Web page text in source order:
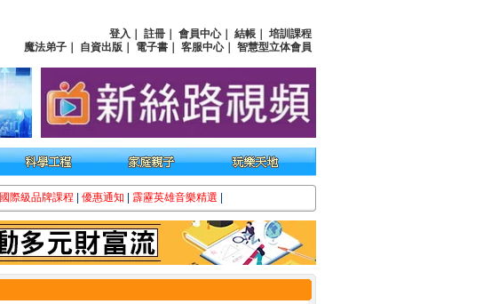
登入 註冊 會員中心｜ 結帳
培訓課程
魔法弟子
自資出版 電子書 客服中心｜ 智慧型立体會員
國際級品牌課程 優惠通知 霹靂英雄音樂精選